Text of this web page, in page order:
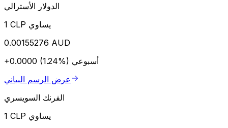
الدولار الأسترالي
1 CLP يساوي
0.00155276 AUD
+0.0000 (1.24%) أسبوعي
عرض الرسم البياني
الفرنك السويسري
1 CLP يساوي